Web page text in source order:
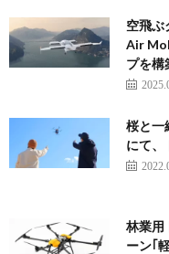
空飛
Air
プを構
桜と一
にて、
林業用
ーン｢